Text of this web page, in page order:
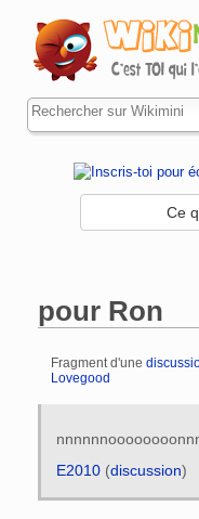
Ce
pour Ron
Fragment d'une
Lovegood
E2010(discussion)